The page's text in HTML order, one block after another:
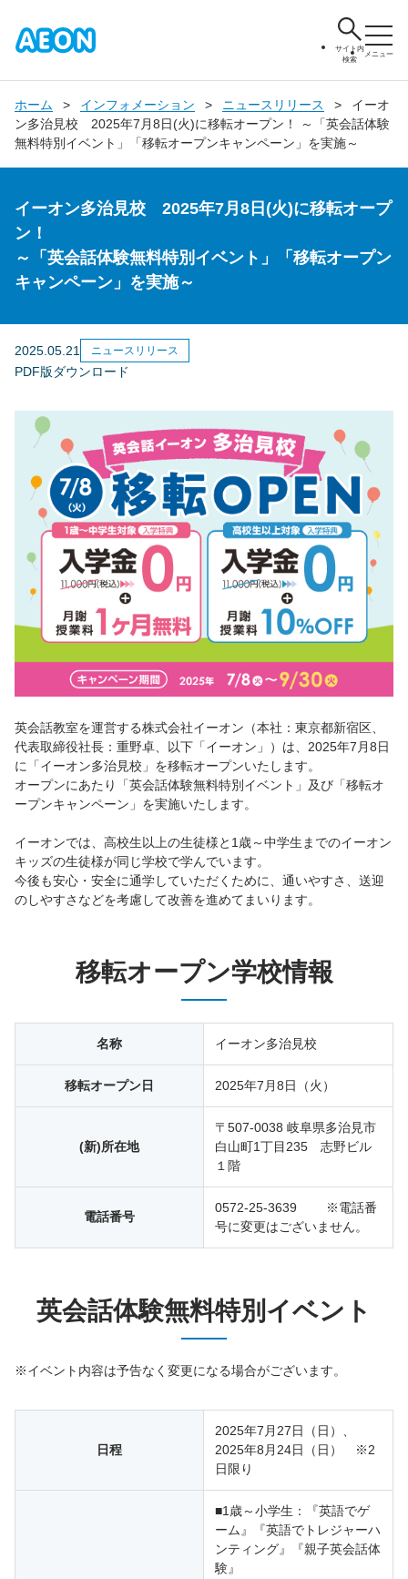
サイト内
検索
メニュー
ホーム インフォメーション ニュースリリース
イーオ
ン多治見校 2025年7月8日(火)に移転オープン！ ～「英会話体験
無料特別イベント」「移転オープンキャンペーン」を実施～
イーオン多治見校 2025年7月8日(火)に移転オープ
ン！
～「英会話体験無料特別イベント」「移転オープン
キャンペーン」を実施～
2025.05.21 ニュースリリース
PDF版ダウンロード
英会話教室を運営する株式会社イーオン（本社：東京都新宿区、
代表取締役社長：重野卓、以下「イーオン」）は、2025年7月8日
に「イーオン多治見校」を移転オープンいたします。
オープンにあたり「英会話体験無料特別イベント」及び「移転オ
ープンキャンペーン」を実施いたします。
イーオンでは、高校生以上の生徒様と1歳～中学生までのイーオン
キッズの生徒様が同じ学校で学んでいます。
今後も安心・安全に通学していただくために、通いやすさ、送迎
のしやすさなどを考慮して改善を進めてまいります。
移転オープン学校情報
名称 イーオン多治見校
移転オープン日 2025年7月8日（火）
(新)所在地
〒507-0038 岐阜県多治見市
白山町1丁目235 志野ビル
１階
電話番号
0572-25-3639 ※電話番
号に変更はございません。
英会話体験無料特別イベント
※イベント内容は予告なく変更になる場合がございます。
日程
2025年7月27日（日）、
2025年8月24日（日） ※2
日限り
■1歳～小学生：『英語でゲ
ーム』『英語でトレジャーハ
ンティング』『親子英会話体
験』